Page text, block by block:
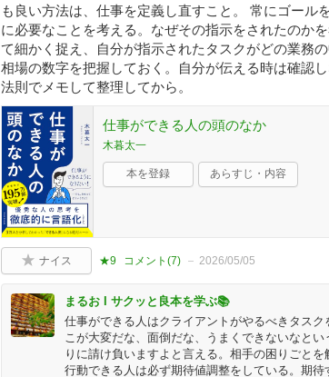
も良い方法は、仕事を定義し直すこと。 常にゴール
に必要なことを考える。なぜその指示をされたのか
て細かく捉え、自分が指示されたタスクがどの業務
相場の数字を把握しておく。自分が伝える時は確認
法則でメモして整理してから。
仕事ができる人の頭のなか
木暮太一
本を登録 あらすじ・内容
ナイス ★9 コメント(7) 2026/05/05
まるお I サクッと良本を学ぶ📚
仕事ができる人はクライアントがやるべきタス
こが大変だな、面倒だな、うまくできないなと
りに請け負いますよと言える。相手の困りごと
行動できる人は必ず期待値調整をしている。期